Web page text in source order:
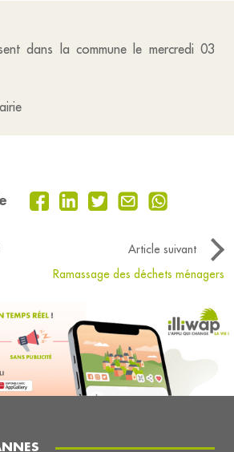
dans la commune le mercredi 03
Article suivant
Ramassage des déchets ménagers